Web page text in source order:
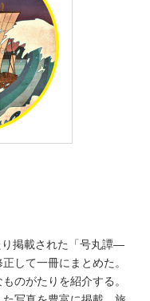
り掲載された「号丸譚―
して一冊にまとめた。
のがたりを紹介する。